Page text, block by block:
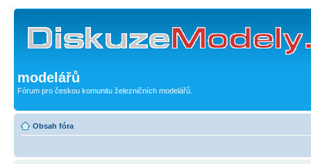
modelářů
Fórum pro českou komunitu železničních modelářů.
Obsah fóra